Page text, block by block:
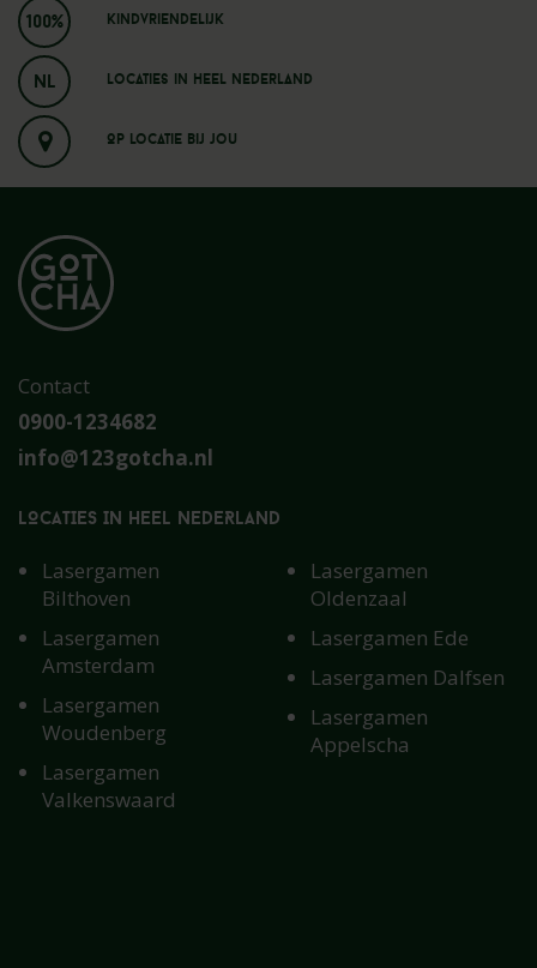
100% Kindvriendelijk
NL Locaties in heel nederland
Op locatie bij jou
Contact
0900-1234682
info@123gotcha.nl
LOCATIES IN HEEL NEDERLAND
Lasergamen
Bilthoven
Lasergamen
Amsterdam
Lasergamen
Woudenberg
Lasergamen
Valkenswaard
Lasergamen
Oldenzaal
Lasergamen Ede
Lasergamen Dalfsen
Lasergamen
Appelscha